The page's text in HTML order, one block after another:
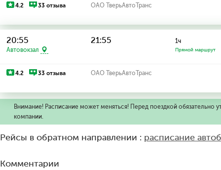
4.2 33 отзыва ОАО ТверьАвтоТранс
20:55
Автовокзал
21:55 1ч
Прямой маршрут
4.2 33 отзыва ОАО ТверьАвтоТранс
Внимание! Расписание может меняться! Перед поездкой обязательно
компании.
Рейсы в обратном направлении : расписание
Комментарии